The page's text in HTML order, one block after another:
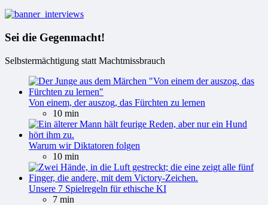
Sei die Gegenmacht!
Selbstermächtigung statt Machtmissbrauch
Von einem, der auszog, das Fürchten zu lernen
10 min
Warum wir Diktatoren folgen
10 min
Unsere 7 Spielregeln für ethische KI
7 min